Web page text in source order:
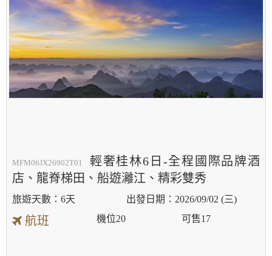
MFM06JX26902T01
輕奢桂林6日-全程國際品牌酒
店、龍脊梯田、船遊灕江、精彩雙秀
6天 2026/09/02 (三)
航班 機位20 可售17